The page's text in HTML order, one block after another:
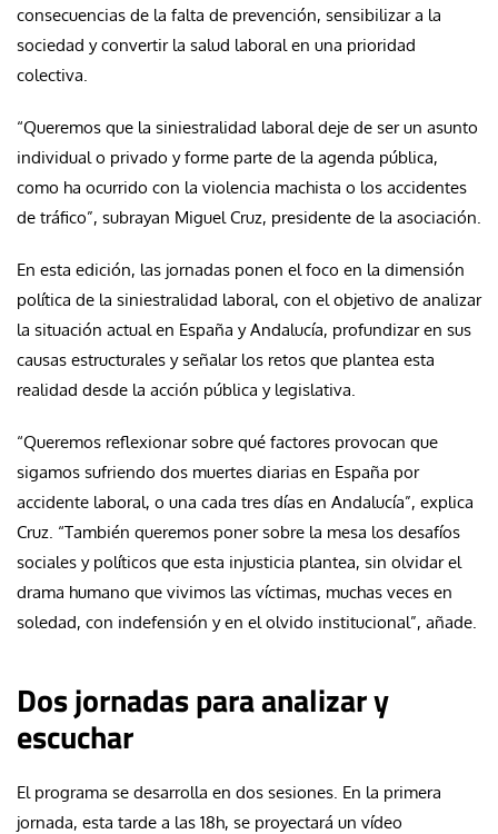
consecuencias de la falta de prevención, sensibilizar a la
sociedad y convertir la salud laboral en una prioridad
colectiva.
“Queremos que la siniestralidad laboral deje de ser un asunto
individual o privado y forme parte de la agenda pública,
como ha ocurrido con la violencia machista o los accidentes
de tráfico”, subrayan Miguel Cruz, presidente de la asociación.
En esta edición, las jornadas ponen el foco en la dimensión
política de la siniestralidad laboral, con el objetivo de analizar
la situación actual en España y Andalucía, profundizar en sus
causas estructurales y señalar los retos que plantea esta
realidad desde la acción pública y legislativa.
“Queremos reflexionar sobre qué factores provocan que
sigamos sufriendo dos muertes diarias en España por
accidente laboral, o una cada tres días en Andalucía”, explica
Cruz. “También queremos poner sobre la mesa los desafíos
sociales y políticos que esta injusticia plantea, sin olvidar el
drama humano que vivimos las víctimas, muchas veces en
soledad, con indefensión y en el olvido institucional”, añade.
Dos jornadas para analizar y
escuchar
El programa se desarrolla en dos sesiones. En la primera
jornada, esta tarde a las 18h, se proyectará un vídeo